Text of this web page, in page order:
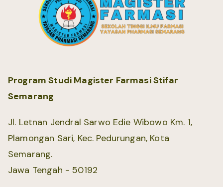
Program Studi Magister Farmasi Stifar
Semarang
Jl. Letnan Jendral Sarwo Edie Wibowo Km. 1,
Plamongan Sari, Kec. Pedurungan, Kota
Semarang.
Jawa Tengah - 50192